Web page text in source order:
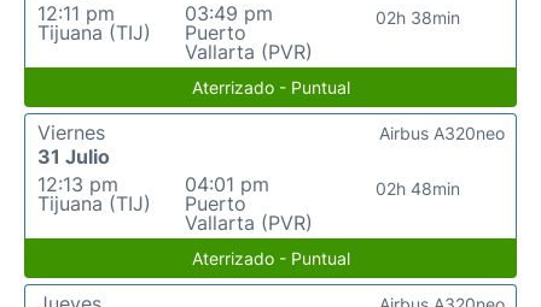
12:11 pm
Tijuana (TIJ)
03:49 pm
Puerto
Vallarta (PVR)
02h 38min
Aterrizado - Puntual
Viernes
31 Julio
12:13 pm
Tijuana (TIJ)
04:01 pm
Puerto
Vallarta (PVR)
02h 48min
Airbus A320neo
Aterrizado - Puntual